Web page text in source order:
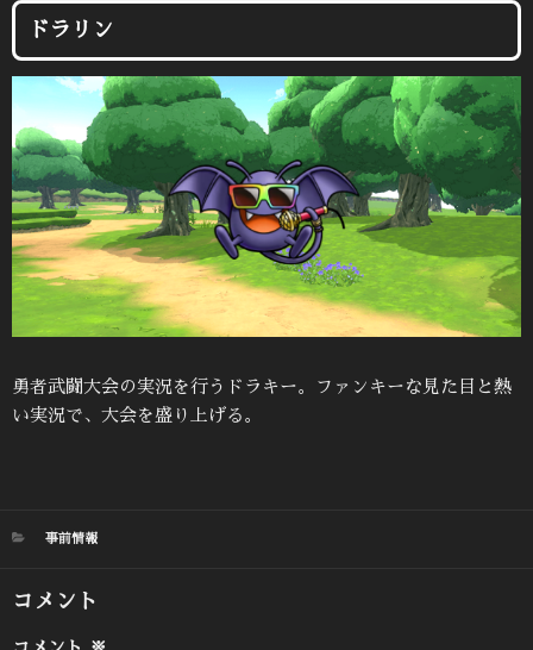
ドラリン
勇者武闘大会の実況を行うドラキー。ファンキーな見た目と熱
い実況で、大会を盛り上げる。
カ
リ
事前情報
コメント